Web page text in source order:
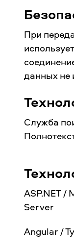
При
данных не
Служба
ASP.NET /
Server
Angular /